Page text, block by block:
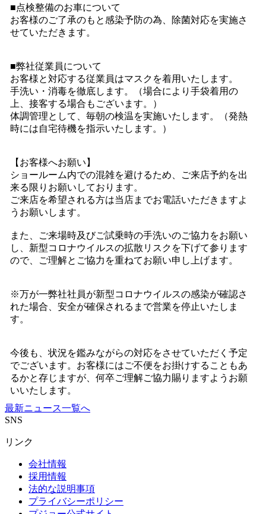
■点検整備のお車について
お客様のご了承のもと感染予防の為、除菌対応を実施さ
せていただきます。
■弊社従業員について
お客様と対応する従業員はマスクを着用いたします。
手洗い・消毒を徹底します。（場合により手袋着用の
上、接客する場合もございます。）
体調管理として、毎朝の検温を実施いたします。（発熱
時には自宅待機を指示いたします。）
【お客様へお願い】
ショールーム内での混雑を避けるため、ご来店予約を出
来る限りお願いしております。
ご来店を希望される方は当店までお電話いただきますよ
うお願いします。
また、ご来場時及びご試乗時の手洗いのご協力をお願い
し、新型コロナウイルスの拡散リスクを下げて参ります
ので、ご理解とご協力を重ねてお願い申し上げます。
※万が一弊社社員が新型コロナウイルスの感染が確認さ
れた場合、安全が確保されるまで営業を停止いたしま
す。
今後も、状況を鑑みながらの対応をさせていただく予定
でございます。お客様にはご不便をお掛けすることもあ
るかと存じますが、何卒ご理解ご協力賜りますようお願
いいたします。
最新ニュース一覧へ
SNS
リンク
会社情報
採用情報
法的な説明事項
プライバシーポリシー